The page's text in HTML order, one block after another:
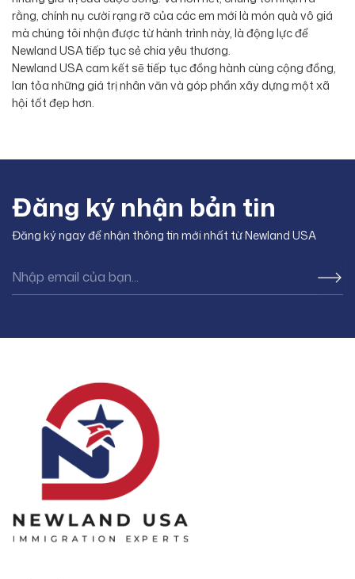
rằng, chính nụ cười rạng rỡ của các em mới là món quà vô giá
mà chúng tôi nhận được từ hành trình này, là động lực để
Newland USA tiếp tục sẻ chia yêu thương.
Newland USA cam kết sẽ tiếp tục đồng hành cùng cộng đồng,
lan tỏa những giá trị nhân văn và góp phần xây dựng một xã
hội tốt đẹp hơn.
Đăng ký nhận bản tin
Đăng ký ngay để nhận thông tin mới nhất từ Newland USA